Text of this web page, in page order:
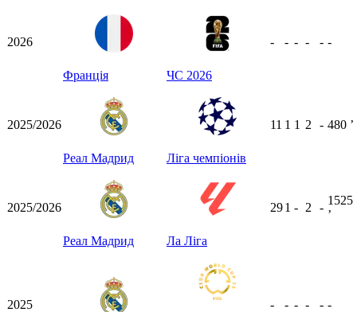
2026
Франція ЧС 2026
- - - - - -
2025/2026
Реал Мадрид Ліга чемпіонів
11 1 1 2 - 480 ʼ
2025/2026
Реал Мадрид Ла Ліга
291 - 2 -
1525
ʼ
2025 - - - - - -